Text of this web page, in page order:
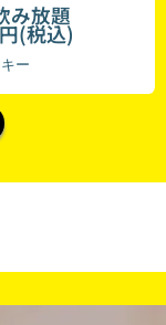
み放題
(税込)
ー